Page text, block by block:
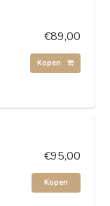
€89,00
Kopen
€95,00
Kopen